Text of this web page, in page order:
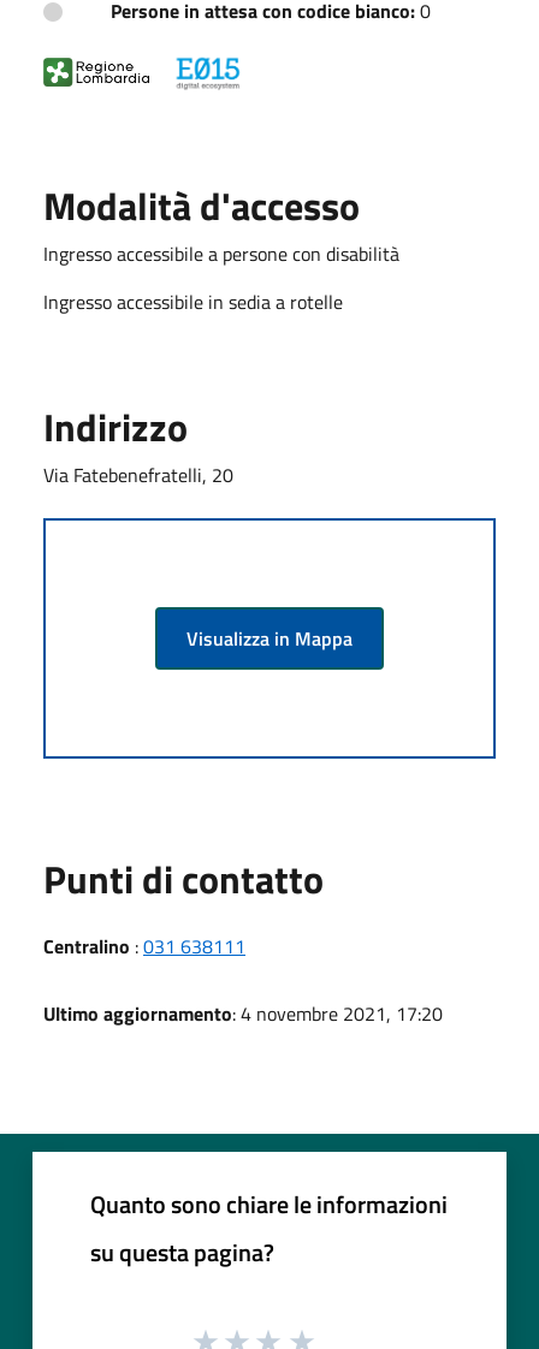
Persone in attesa con codice bianco:0
Modalità d'accesso
Ingresso accessibile a persone con disabilità
Ingresso accessibile in sedia a rotelle
Indirizzo
Via Fatebenefratelli, 20
Visualizza in Mappa
Punti di contatto
Centralino :031 638111
Ultimo aggiornamento: 4 novembre 2021, 17:20
Quanto sono chiare le informazioni
su questa pagina?